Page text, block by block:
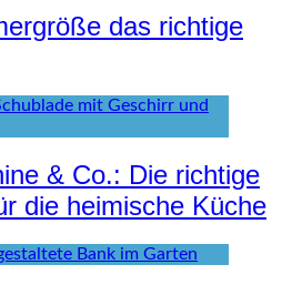
das richtige
& Co.: Die richtige
die heimische Küche